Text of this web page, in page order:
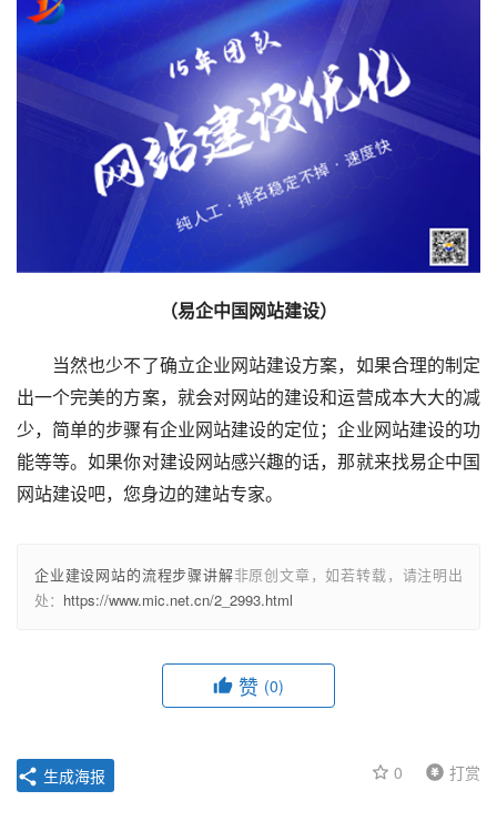
（易企中国网站建设）
当然也少不了确立企业网站建设方案，如果合理的制定
出一个完美的方案，就会对网站的建设和运营成本大大的减
少，简单的步骤有企业网站建设的定位；企业网站建设的功
能等等。如果你对建设网站感兴趣的话，那就来找易企中国
网站建设吧，您身边的建站专家。
企业建设网站的流程步骤讲解非原创文章，如若转载，请注明出
处： https://www.mic.net.cn/2_2993.html
赞 (0)
0 打赏
生成海报